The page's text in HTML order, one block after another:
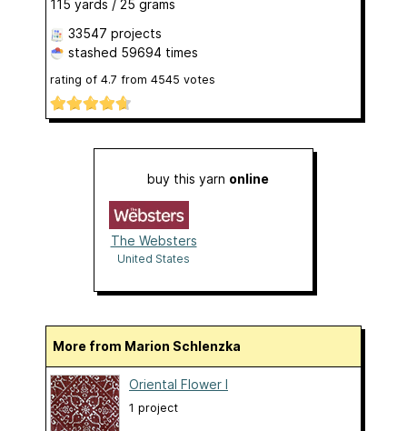
115 yards / 25 grams
33547 projects
stashed 59694 times
rating of 4.7 from 4545 votes
buy this yarn online
The Websters
United States
More from Marion Schlenzka
Oriental Flower I
1 project